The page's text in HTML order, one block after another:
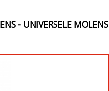
- UNIVERSELE